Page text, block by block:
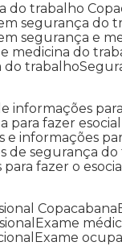
do trabalho
em segurança do
em segurança e
e medicina do
do trabalho
informações
para fazer esocial
e informações
de segurança
fazer o esocial
Copacabana
Exame
Exame